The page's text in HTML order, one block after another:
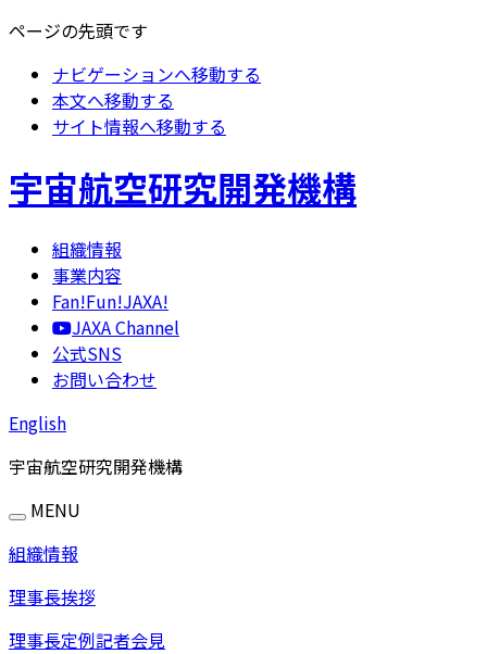
ページの先頭です
ナビゲーションへ移動する
本文へ移動する
サイト情報へ移動する
宇宙航空研究開発機構
組織情報
事業内容
Fan!Fun!JAXA!
JAXA Channel
公式SNS
お問い合わせ
English
宇宙航空研究開発機構
MENU
組織情報
理事長挨拶
理事長定例記者会見